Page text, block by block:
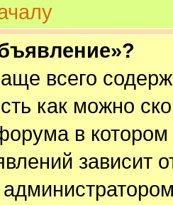
всего
как можно
в
зависит